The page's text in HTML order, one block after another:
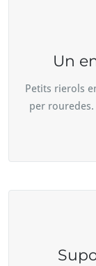
Un
Petits rierols
per